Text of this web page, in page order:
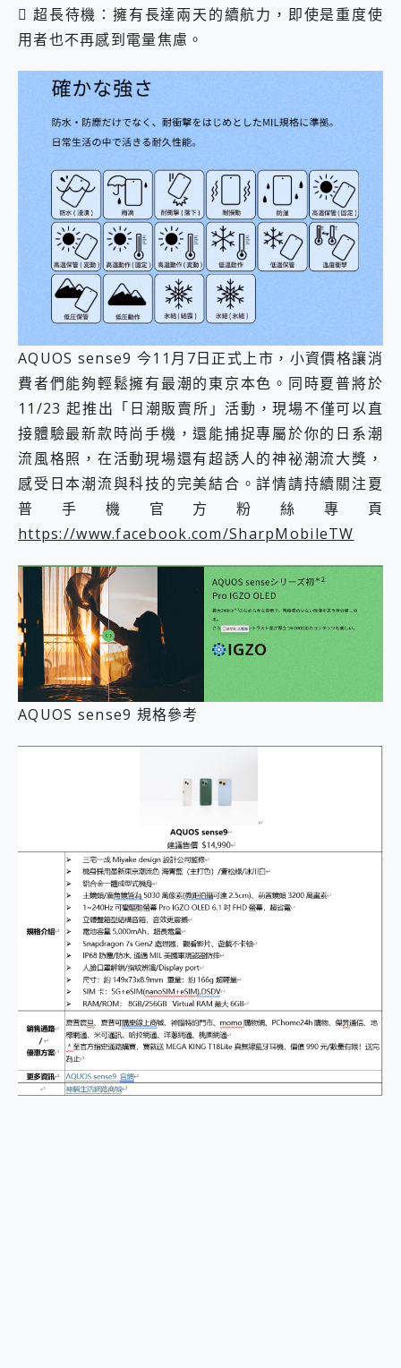
 超長待機：擁有長達兩天的續航力，即使是重度使
用者也不再感到電量焦慮。
AQUOS sense9 今11月7日正式上市，小資價格讓消
費者們能夠輕鬆擁有最潮的東京本色。同時夏普將於
11/23 起推出「日潮販賣所」活動，現場不僅可以直
接體驗最新款時尚手機，還能捕捉專屬於你的日系潮
流風格照，在活動現場還有超誘人的神祕潮流大獎，
感受日本潮流與科技的完美結合。詳情請持續關注夏
普手機官方粉絲專頁
https://www.facebook.com/SharpMobileTW
AQUOS sense9 規格參考